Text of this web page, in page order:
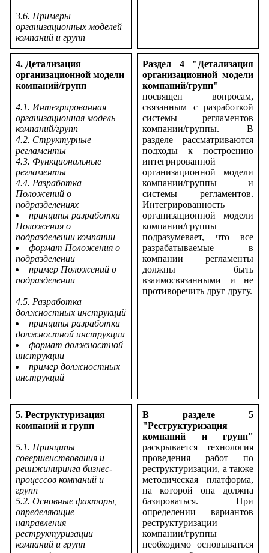
3.6. Примеры
организационных моделей
компаний и групп
4. Детализация
организационной модели
компаний/групп
4.1. Интегрированная
организационная модель
компаний/групп
4.2. Структурные
регламенты
4.3. Функциональные
регламенты
4.4. Разработка
Положений о
подразделениях
принципы разработки
Положения о
подразделении компании
формат Положения о
подразделении
пример Положений о
подразделении
4.5. Разработка
должностных инструкций
принципы разработки
должностной инструкции
формат должностной
инструкции
пример должностных
инструкций
Раздел 4 "Детализация
организационной модели
компаний/групп"
посвящен вопросам,
связанным с разработкой
системы регламентов
компании/группы. В
разделе рассматриваются
подходы к построению
интегрированной
организационной модели
компании/группы и
системы регламентов.
Интегрированность
организационной модели
компании/группы
подразумевает, что все
разрабатываемые в
компании регламенты
должны быть
взаимосвязанными и не
противоречить друг другу.
5. Реструктуризация
компаний и групп
5.1. Принципы
совершенствования и
реинжиниринга бизнес-
процессов компаний и
групп
5.2. Основные факторы,
определяющие
направления
реструктуризации
компаний и групп
В разделе 5
"Реструктуризация
компаний и групп"
раскрывается технология
проведения работ по
реструктуризации, а также
методическая платформа,
на которой она должна
базироваться. При
определении вариантов
реструктуризации
компании/группы
необходимо основываться